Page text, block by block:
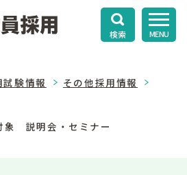
検索 MENU
試験情報
その他採用情報
象 説明会・セミナー